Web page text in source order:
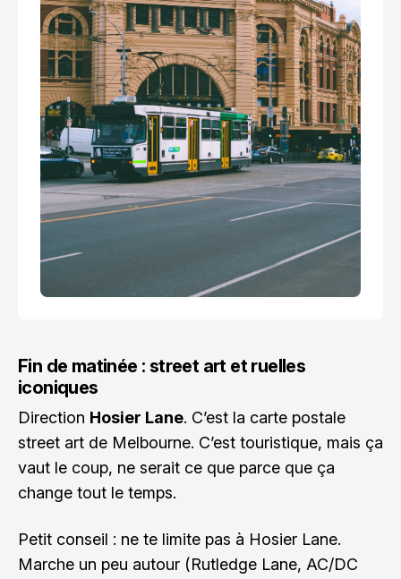
Fin de matinée : street art et ruelles
iconiques
Direction Hosier Lane. C’est la carte postale
street art de Melbourne. C’est touristique, mais ça
vaut le coup, ne serait ce que parce que ça
change tout le temps.
Petit conseil : ne te limite pas à Hosier Lane.
Marche un peu autour (Rutledge Lane, AC/DC